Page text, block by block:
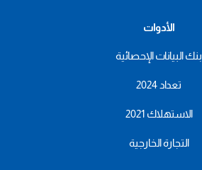
الأدوات
بنك البيانات الإحصائية
تعداد 2024
الاستهلاك 2021
التجارة الخارجية